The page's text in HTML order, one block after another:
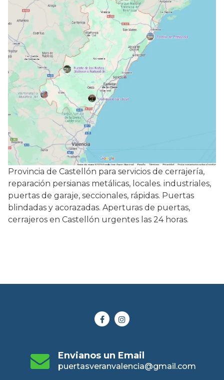
Provincia de Castellón para servicios de cerrajería,
reparación persianas metálicas, locales. industriales,
puertas de garaje, seccionales, rápidas. Puertas
blindadas y acorazadas. Aperturas de puertas,
cerrajeros en Castellón urgentes las 24 horas.
Envianos un Email
puertasveranvalencia@gmail.com